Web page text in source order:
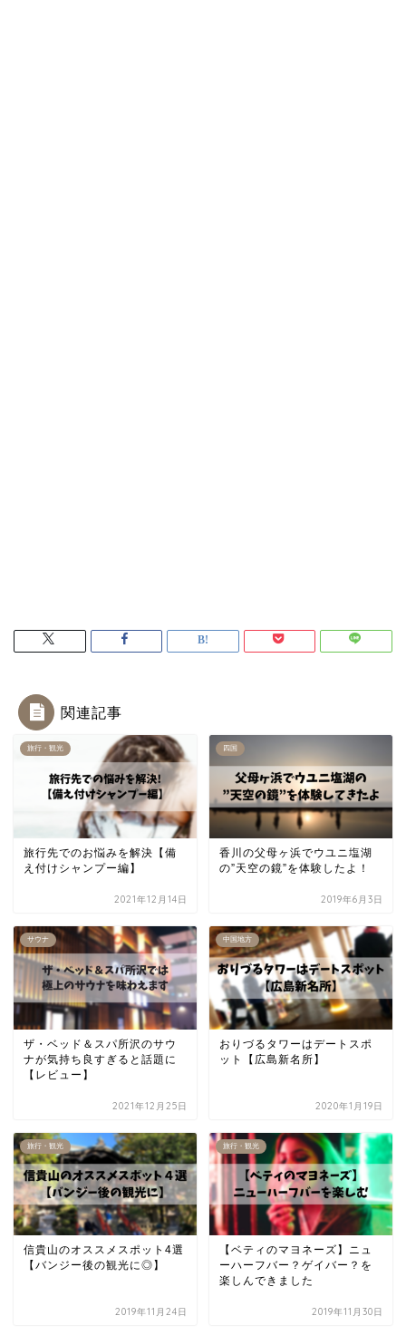
関連記事
旅行・観光
旅行先でのお悩みを解決【備
え付けシャンプー編】
2021年12月14日
四国
香川の父母ヶ浜でウユニ塩湖
の”天空の鏡”を体験したよ！
2019年6月3日
サウナ
ザ・ベッド＆スパ所沢のサウ
ナが気持ち良すぎると話題に
【レビュー】
2021年12月25日
中国地方
おりづるタワーはデートスポ
ット【広島新名所】
2020年1月19日
旅行・観光
信貴山のオススメスポット4選
【バンジー後の観光に◎】
2019年11月24日
旅行・観光
【ベティのマヨネーズ】ニュ
ーハーフバー？ゲイバー？を
楽しんできました
2019年11月30日